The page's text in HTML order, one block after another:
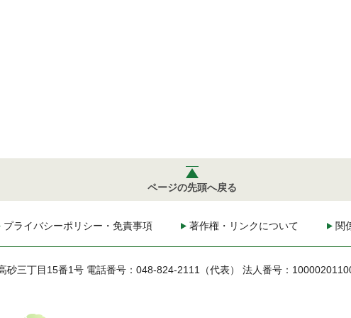
ページの先頭へ戻る
プライバシーポリシー・免責事項 著作権・リンクについて 関
砂三丁目15番1号 電話番号：048-824-2111（代表） 法人番号：